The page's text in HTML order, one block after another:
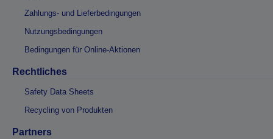
Zahlungs- und Lieferbedingungen
Nutzungsbedingungen
Bedingungen für Online-Aktionen
Rechtliches
Safety Data Sheets
Recycling von Produkten
Partners